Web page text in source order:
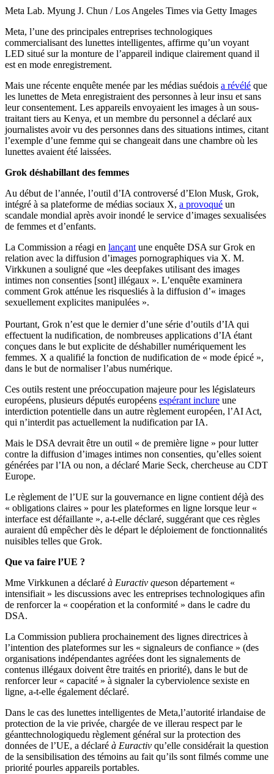
Meta Lab. Myung J. Chun / Los Angeles Times via Getty Images
Meta, l’une des principales entreprises technologiques
commercialisant des lunettes intelligentes, affirme qu’un voyant
LED situé sur la monture de l’appareil indique clairement quand il
est en mode enregistrement.
Mais une récente enquête menée par les médias suédois a révélé que
les lunettes de Meta enregistraient des personnes à leur insu et sans
leur consentement. Les appareils envoyaient les images à un sous-
traitant tiers au Kenya, et un membre du personnel a déclaré aux
journalistes avoir vu des personnes dans des situations intimes, citant
l’exemple d’une femme qui se changeait dans une chambre où les
lunettes avaient été laissées.
Grok déshabillant des femmes
Au début de l’année, l’outil d’IA controversé d’Elon Musk, Grok,
intégré à sa plateforme de médias sociaux X, a provoqué un
scandale mondial après avoir inondé le service d’images sexualisées
de femmes et d’enfants.
La Commission a réagi en lançant une enquête DSA sur Grok en
relation avec la diffusion d’images pornographiques via X. M.
Virkkunen a souligné que «les deepfakes utilisant des images
intimes non consenties [sont] illégaux ». L’enquête examinera
comment Grok atténue les risquesliés à la diffusion d’« images
sexuellement explicites manipulées ».
Pourtant, Grok n’est que le dernier d’une série d’outils d’IA qui
effectuent la nudification, de nombreuses applications d’IA étant
conçues dans le but explicite de déshabiller numériquement les
femmes. X a qualifié la fonction de nudification de « mode épicé »,
dans le but de normaliser l’abus numérique.
Ces outils restent une préoccupation majeure pour les législateurs
européens, plusieurs députés européens espérant inclure une
interdiction potentielle dans un autre règlement européen, l’AI Act,
qui n’interdit pas actuellement la nudification par IA.
Mais le DSA devrait être un outil « de première ligne » pour lutter
contre la diffusion d’images intimes non consenties, qu’elles soient
générées par l’IA ou non, a déclaré Marie Seck, chercheuse au CDT
Europe.
Le règlement de l’UE sur la gouvernance en ligne contient déjà des
« obligations claires » pour les plateformes en ligne lorsque leur «
interface est défaillante », a-t-elle déclaré, suggérant que ces règles
auraient dû empêcher dès le départ le déploiement de fonctionnalités
nuisibles telles que Grok.
Que va faire l’UE ?
Mme Virkkunen a déclaré à Euractiv queson département «
intensifiait » les discussions avec les entreprises technologiques afin
de renforcer la « coopération et la conformité » dans le cadre du
DSA.
La Commission publiera prochainement des lignes directrices à
l’intention des plateformes sur les « signaleurs de confiance » (des
organisations indépendantes agréées dont les signalements de
contenus illégaux doivent être traités en priorité), dans le but de
renforcer leur « capacité » à signaler la cyberviolence sexiste en
ligne, a-t-elle également déclaré.
Dans le cas des lunettes intelligentes de Meta,l’autorité irlandaise de
protection de la vie privée, chargée de ve illerau respect par le
géanttechnologiquedu règlement général sur la protection des
données de l’UE, a déclaré à Euractiv qu’elle considérait la question
de la sensibilisation des témoins au fait qu’ils sont filmés comme une
priorité pourles appareils portables.